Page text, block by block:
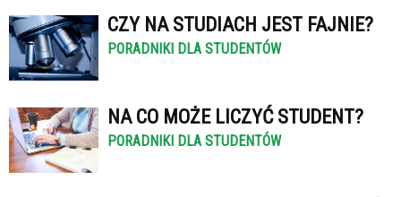
CZY NA STUDIACH JEST FAJNIE?
PORADNIKI DLA STUDENTÓW
NA CO MOŻE LICZYĆ STUDENT?
PORADNIKI DLA STUDENTÓW